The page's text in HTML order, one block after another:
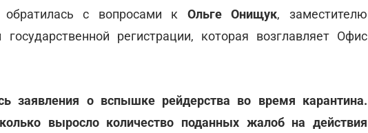
с вопросами к Ольге Онищук, заместителю
регистрации, которая возглавляет Офис
заявления о вспышке рейдерства во время карантина.
выросло количество поданных жалоб на действия